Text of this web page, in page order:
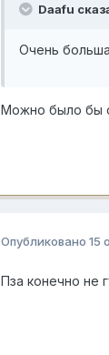
Daafu
Очень
Можно было бы
Опубликовано 15
Пза конечно не